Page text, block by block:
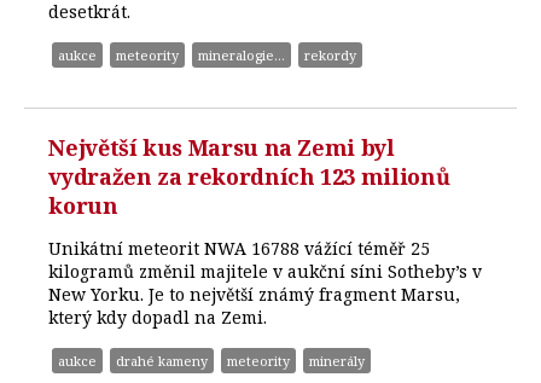
desetkrát.
aukce meteority mineralogie... rekordy
Největší kus Marsu na Zemi byl
vydražen za rekordních 123 milionů
korun
Unikátní meteorit NWA 16788 vážící téměř 25
kilogramů změnil majitele v aukční síni Sotheby’s v
New Yorku. Je to největší známý fragment Marsu,
který kdy dopadl na Zemi.
aukce drahé kameny meteority minerály